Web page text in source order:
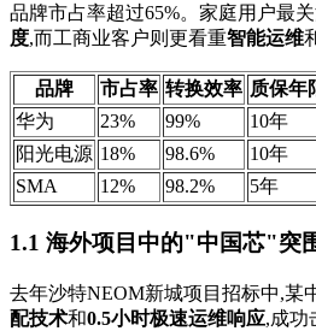
品牌市占率超过65%。家庭用户最
度,而工商业客户则更看重智能运维
品牌 市占率 转换效率 质保年
华为
23% 99%
10年
阳光电源 18% 98.6%
10年
SMA
12% 98.2% 5年
1.1 海外项目中的"中国芯"突
去年沙特NEOM新城项目招标中,某
配技术和0.5小时极速运维响应,成功